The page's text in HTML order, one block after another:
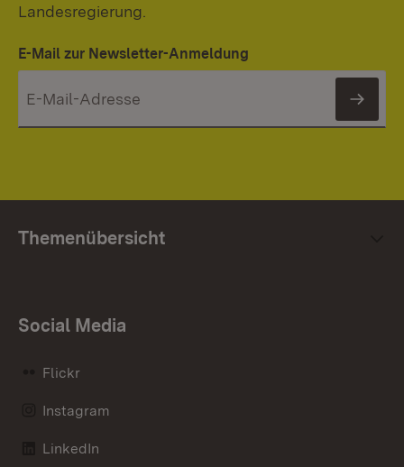
Landesregierung.
E-Mail zur Newsletter-Anmeldung
Themenübersicht
Social Media
Flickr
Instagram
LinkedIn